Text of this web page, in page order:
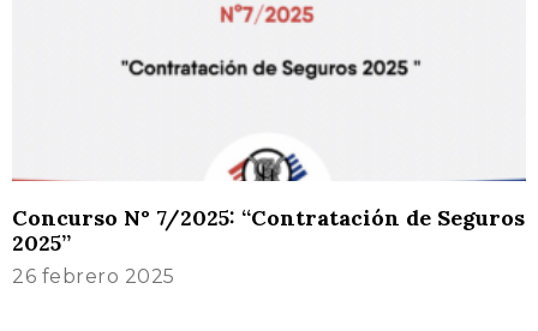
Concurso N° 7/2025: “Contratación de Seguros
2025”
26 febrero 2025